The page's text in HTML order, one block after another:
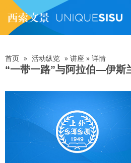
主
内
容面
包
首页 » 活动纵览 » 讲座 » 详情
“一带一路”与阿拉伯—伊斯